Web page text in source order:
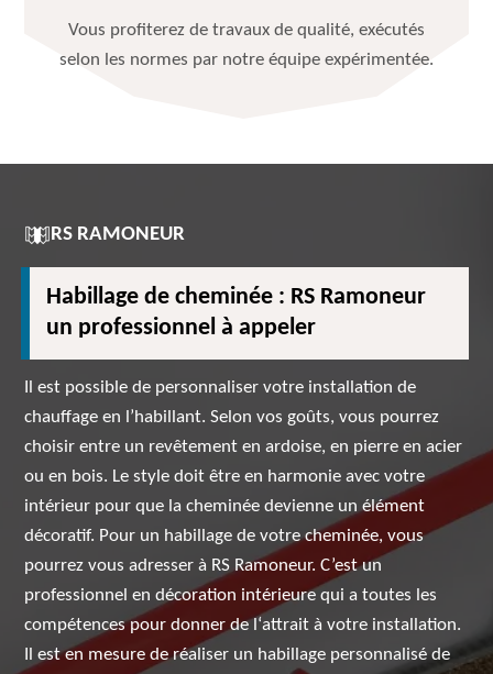
Vous profiterez de travaux de qualité, exécutés
selon les normes par notre équipe expérimentée.
RS RAMONEUR
Habillage de cheminée : RS Ramoneur
un professionnel à appeler
Il est possible de personnaliser votre installation de
chauffage en l’habillant. Selon vos goûts, vous pourrez
choisir entre un revêtement en ardoise, en pierre en acier
ou en bois. Le style doit être en harmonie avec votre
intérieur pour que la cheminée devienne un élément
décoratif. Pour un habillage de votre cheminée, vous
pourrez vous adresser à RS Ramoneur. C’est un
professionnel en décoration intérieure qui a toutes les
compétences pour donner de l‘attrait à votre installation.
Il est en mesure de réaliser un habillage personnalisé de